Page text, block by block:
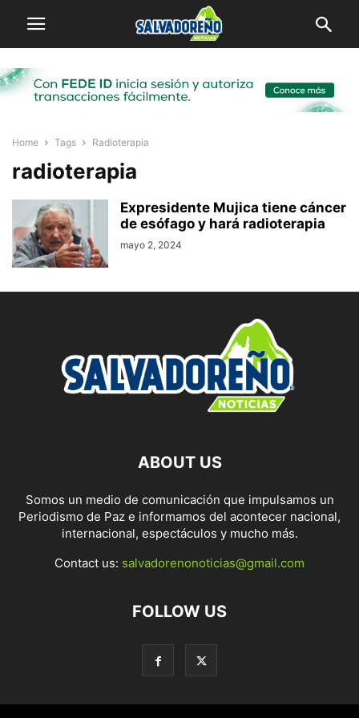
Home Tags Radioterapia
radioterapia
Expresidente Mujica tiene cáncer
de esófago y hará radioterapia
mayo 2, 2024
ABOUT US
Somos un medio de comunicación que impulsamos un
Periodismo de Paz e informamos del acontecer nacional,
internacional, espectáculos y mucho más.
Contact us: salvadorenonoticias@gmail.com
FOLLOW US